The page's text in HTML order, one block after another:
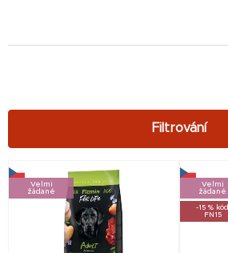
V
ý
Velmi
žádané
Velmi
žádané
-15 % kód
FN15